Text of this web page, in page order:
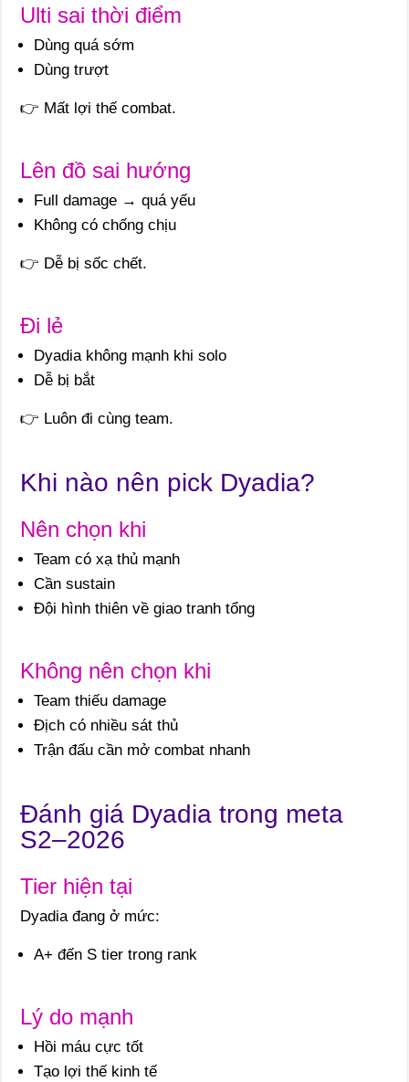
Ulti sai thời điểm
Dùng quá sớm
Dùng trượt
👉 Mất lợi thế combat.
Lên đồ sai hướng
Full damage → quá yếu
Không có chống chịu
👉 Dễ bị sốc chết.
Đi lẻ
Dyadia không mạnh khi solo
Dễ bị bắt
👉 Luôn đi cùng team.
Khi nào nên pick Dyadia?
Nên chọn khi
Team có xạ thủ mạnh
Cần sustain
Đội hình thiên về giao tranh tổng
Không nên chọn khi
Team thiếu damage
Địch có nhiều sát thủ
Trận đấu cần mở combat nhanh
Đánh giá Dyadia trong meta
S2–2026
Tier hiện tại
Dyadia đang ở mức:
A+ đến S tier trong rank
Lý do mạnh
Hồi máu cực tốt
Tạo lợi thế kinh tế